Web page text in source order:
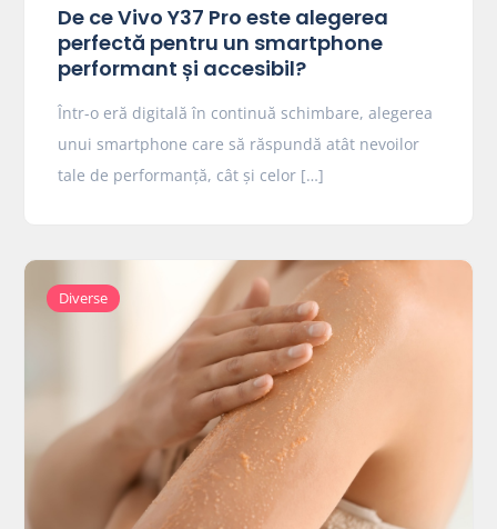
De ce Vivo Y37 Pro este alegerea
perfectă pentru un smartphone
performant și accesibil?
Într-o eră digitală în continuă schimbare, alegerea
unui smartphone care să răspundă atât nevoilor
tale de performanță, cât și celor […]
Diverse